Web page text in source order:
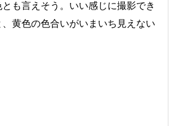
も言えそう。いい感じに撮影でき
黄色の色合いがいまいち見えない